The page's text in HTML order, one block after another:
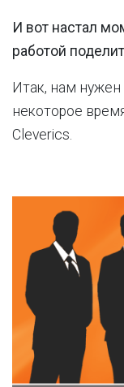
И вот настал
работой
Итак, нам
некоторое
Cleverics.